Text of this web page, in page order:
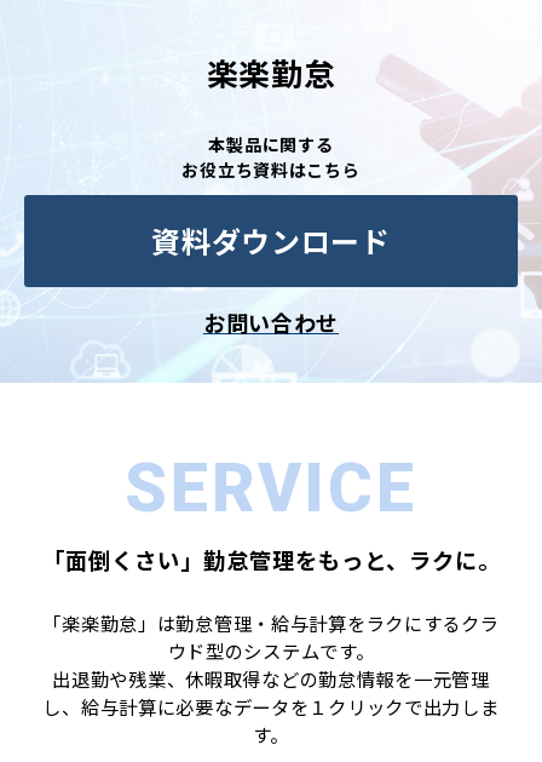
楽楽勤怠
本製品に関する
お役立ち資料はこちら
資料ダウンロード
お問い合わせ
SERVICE
「面倒くさい」勤怠管理をもっと、ラクに。
「楽楽勤怠」は勤怠管理・給与計算をラクにするクラ
ウド型のシステムです。
出退勤や残業、休暇取得などの勤怠情報を一元管理
し、給与計算に必要なデータを１クリックで出力しま
す。